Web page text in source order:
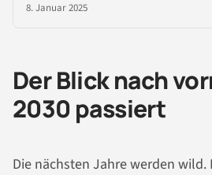
8. Januar 2025
Der Blick nach
2030 passiert
Die nächsten Jahre werden wild.